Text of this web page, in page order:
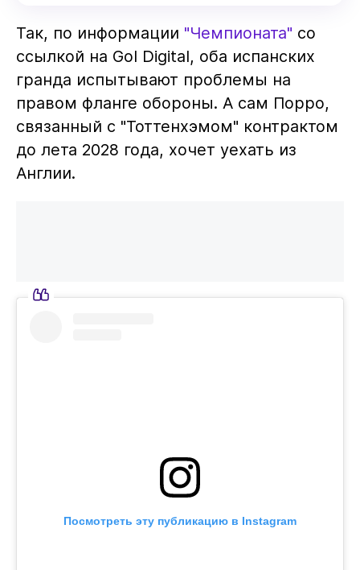
Так, по информации "Чемпионата" со
ссылкой на Gol Digital, оба испанских
гранда испытывают проблемы на
правом фланге обороны. А сам Порро,
связанный с "Тоттенхэмом" контрактом
до лета 2028 года, хочет уехать из
Англии.
Посмотреть эту публикацию в Instagram